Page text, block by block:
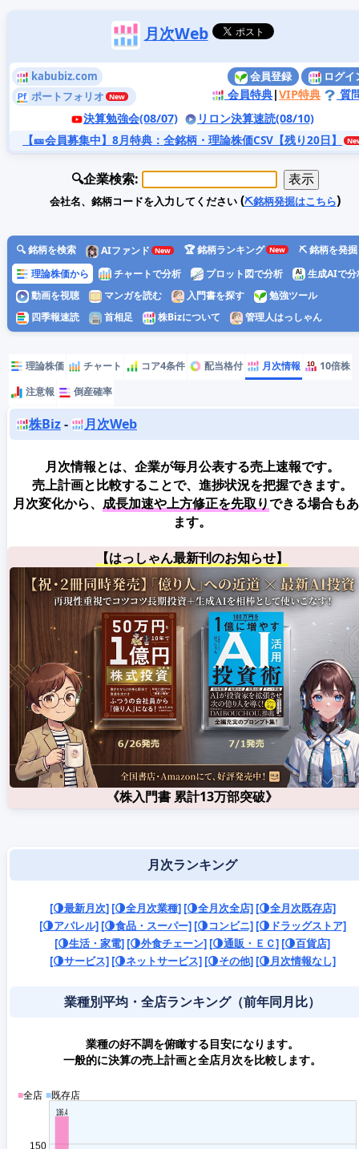
月次Web
kabubiz.com
ポートフォリオ
会員登録 ログイ
会員特典|VIP特典
質
決算勉強会(08/07)
リロン決算速読(08/10)
【🎫会員募集中】8月特典 ：全銘柄・理論株価CSV【残り20日】
🔍企業検索:
会社名、銘柄コードを入力してください(⛏️銘柄発掘はこちら)
🔍 銘柄を検索 AIファンド 🏆 銘柄ランキング
⛏️ 銘柄を発掘
理論株価から
チャートで分析 プロット図で分析
生成AIで分
動画を視聴
マンガを読む 入門書を探す
勉強ツール
四季報速読
首相足 株Bizについて 管理人はっしゃん
理論株価 チャート コア4条件 配当格付 月次情報
10倍株
注意報
倒産確率
株Biz- 月次Web
月次情報とは、企業が毎月公表する売上速報です。
売上計画と比較することで、進捗状況を把握できます。
月次変化から、 成長加速や上方修正を先取りできる場合も
ます。
【はっしゃん最新刊のお知らせ】
《株入門書 累計13万部突破》
月次ランキング
[🌗最新月次] [🌗全月次業種] [🌗全月次全店] [🌗全月次既存店]
[🌗アパレル] [🌗食品・スーパー] [🌗コンビニ] [🌗ドラッグストア]
[🌗生活・家電] [🌗外食チェーン] [🌗通販・ＥＣ] [🌗百貨店]
[🌗サービス] [🌗ネットサービス] [🌗その他] [🌗月次情報なし]
業種別平均・全店ランキング（前年同月比）
業種の好不調を俯瞰する目安になります。
一般的に決算の売上計画と全店月次を比較します。